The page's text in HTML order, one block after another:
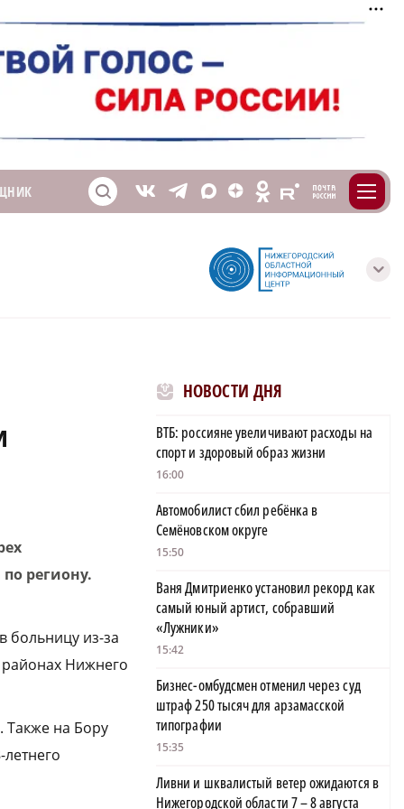
S V T X Z O E m
с
региону.
больницу из-за
Нижнего
Также на Бору
НОВОСТИ ДНЯ
ВТБ: россияне увеличивают расходы на
спорт и здоровый образ жизни
16:00
Автомобилист сбил ребёнка в
Семёновском округе
15:50
Ваня Дмитриенко установил рекорд как
самый юный артист, собравший
«Лужники»
15:42
Бизнес-омбудсмен отменил через суд
штраф 250 тысяч для арзамасской
типографии
15:35
Ливни и шквалистый ветер ожидаются в
Нижегородской области 7 – 8 августа